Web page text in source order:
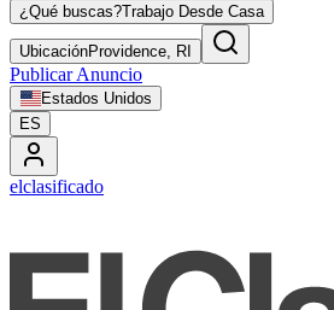
¿Qué buscas?Trabajo Desde Casa
UbicaciónProvidence, RI
Publicar Anuncio
Estados Unidos
ES
elclasificado